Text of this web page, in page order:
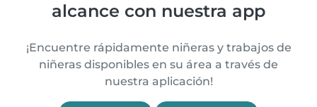
alcance con nuestra app
¡Encuentre rápidamente niñeras y trabajos de
niñeras disponibles en su área a través de
nuestra aplicación!